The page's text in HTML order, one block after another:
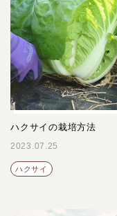
ハクサイの栽培方法
2023.07.25
ハクサイ